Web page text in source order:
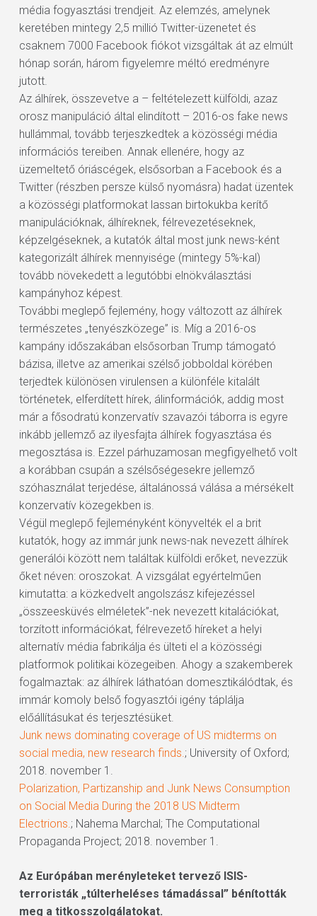
média fogyasztási trendjeit. Az elemzés, amelynek
keretében mintegy 2,5 millió Twitter-üzenetet és
csaknem 7000 Facebook fiókot vizsgáltak át az elmúlt
hónap során, három figyelemre méltó eredményre
jutott.
Az álhírek, összevetve a – feltételezett külföldi, azaz
orosz manipuláció által elindított – 2016-os fake news
hullámmal, tovább terjeszkedtek a közösségi média
információs tereiben. Annak ellenére, hogy az
üzemeltető óriáscégek, elsősorban a Facebook és a
Twitter (részben persze külső nyomásra) hadat üzentek
a közösségi platformokat lassan birtokukba kerítő
manipulációknak, álhíreknek, félrevezetéseknek,
képzelgéseknek, a kutatók által most junk news-ként
kategorizált álhírek mennyisége (mintegy 5%-kal)
tovább növekedett a legutóbbi elnökválasztási
kampányhoz képest.
További meglepő fejlemény, hogy változott az álhírek
természetes „tenyészközege” is. Míg a 2016-os
kampány időszakában elsősorban Trump támogató
bázisa, illetve az amerikai szélső jobboldal körében
terjedtek különösen virulensen a különféle kitalált
történetek, elferdített hírek, álinformációk, addig most
már a fősodratú konzervatív szavazói táborra is egyre
inkább jellemző az ilyesfajta álhírek fogyasztása és
megosztása is. Ezzel párhuzamosan megfigyelhető volt
a korábban csupán a szélsőségesekre jellemző
szóhasználat terjedése, általánossá válása a mérsékelt
konzervatív közegekben is.
Végül meglepő fejleményként könyvelték el a brit
kutatók, hogy az immár junk news-nak nevezett álhírek
generálói között nem találtak külföldi erőket, nevezzük
őket néven: oroszokat. A vizsgálat egyértelműen
kimutatta: a közkedvelt angolszász kifejezéssel
„összeesküvés elméletek”-nek nevezett kitalációkat,
torzított információkat, félrevezető híreket a helyi
alternatív média fabrikálja és ülteti el a közösségi
platformok politikai közegeiben. Ahogy a szakemberek
fogalmaztak: az álhírek láthatóan domesztikálódtak, és
immár komoly belső fogyasztói igény táplálja
előállításukat és terjesztésüket.
Junk news dominating coverage of US midterms on
social media, new research finds.; University of Oxford;
2018. november 1.
Polarization, Partizanship and Junk News Consumption
on Social Media During the 2018 US Midterm
Electrions.; Nahema Marchal; The Computational
Propaganda Project; 2018. november 1.
Az Európában merényleteket tervező ISIS-
terroristák „túlterheléses támadással” bénították
meg a titkosszolgálatokat.